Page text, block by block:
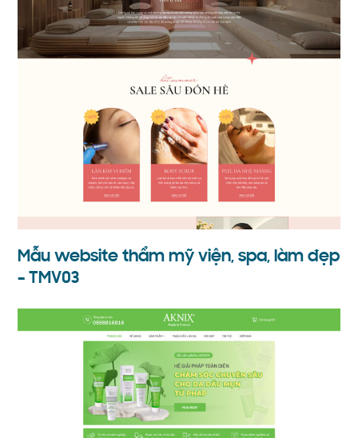
Mẫu website thẩm mỹ viện, spa, làm đẹp
– TMV03